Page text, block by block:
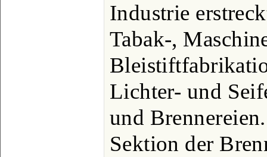
Industrie
Tabak-,
Lichter- und
und
Sektion der